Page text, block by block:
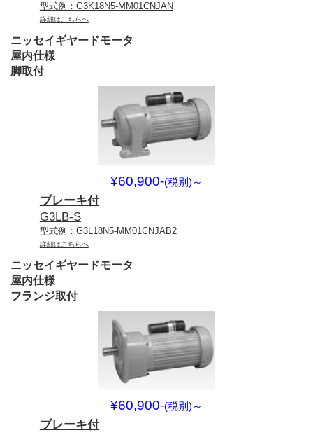
型式例：G3K18N5-MM01CNJAN
詳細はこちらへ
ニッセイギヤードモータ
屋内仕様
脚取付
¥60,900-(税別) ～
ブレーキ付
G3LB-S
型式例：G3L18N5-MM01CNJAB2
詳細はこちらへ
ニッセイギヤードモータ
屋内仕様
フランジ取付
¥60,900-(税別) ～
ブレーキ付